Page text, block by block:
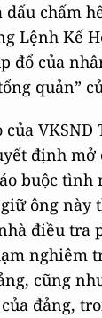
chấm
Lệnh Kế
đổ của
quản”
VKSND
định mở
buộc
ông này
điều tra
nghiêm
cũng
đảng,